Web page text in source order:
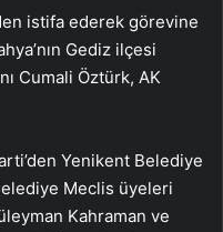
istifa ederek görevine
Gediz ilçesi
Cumali Öztürk, AK
Yenikent Belediye
Meclis üyeleri
Kahraman ve